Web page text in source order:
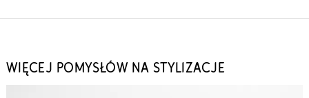
WIĘCEJ POMYSŁÓW NA STYLIZACJE